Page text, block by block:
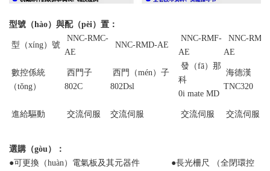
型號（hào）與配（pèi）置：
型（xíng）號
NNC-RMC-
AE
NNC-RMD-AE
NNC-RMF-
AE
NNC-
AE
數控係統
（tǒng）
西門子
802C
西門（mén）子
802Dsl
發（fā）那
科
0i mate MD
海德漢
TNC320
進給驅動 交流伺服 交流伺服 交流伺服 交流伺服
選購（gòu）：
●可更換（huàn）電氣板及其元器件 ●長光柵尺 （全閉環控